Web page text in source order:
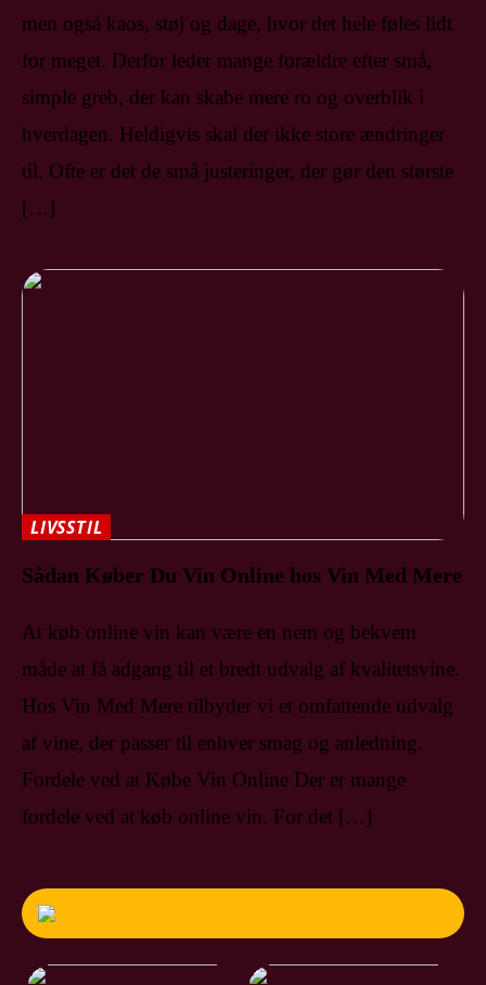
men også kaos, støj og dage, hvor det hele føles lidt
for meget. Derfor leder mange forældre efter små,
simple greb, der kan skabe mere ro og overblik i
hverdagen. Heldigvis skal der ikke store ændringer
til. Ofte er det de små justeringer, der gør den største
[…]
LIVSSTIL
Sådan Køber Du Vin Online hos Vin Med Mere
At køb online vin kan være en nem og bekvem
måde at få adgang til et bredt udvalg af kvalitetsvine.
Hos Vin Med Mere tilbyder vi et omfattende udvalg
af vine, der passer til enhver smag og anledning.
Fordele ved at Købe Vin Online Der er mange
fordele ved at køb online vin. For det […]